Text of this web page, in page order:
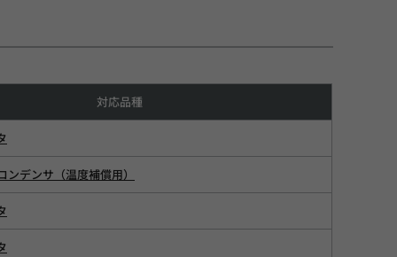
対応品種
デンサ（温度補償用）